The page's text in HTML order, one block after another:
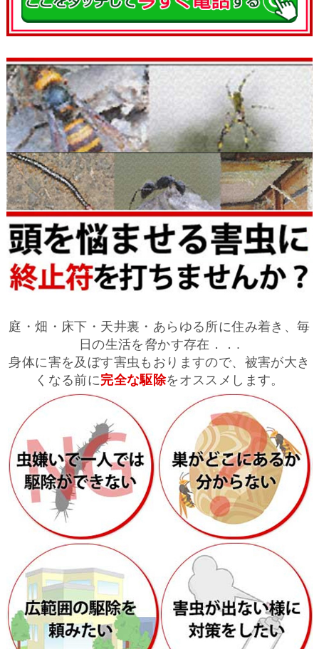
庭・畑・床下・天井裏・あらゆる所に住み着き、毎
日の生活を脅かす存在．．.
身体に害を及ぼす害虫もおりますので、被害が大き
くなる前に完全な駆除をオススメします。